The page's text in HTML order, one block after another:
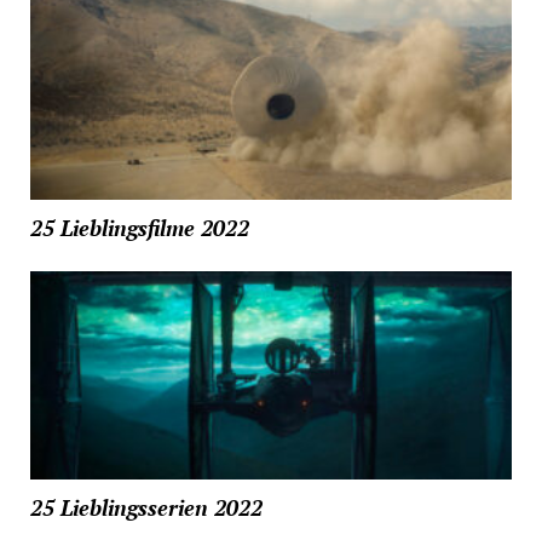
25 Lieblingsfilme 2022
25 Lieblingsserien 2022